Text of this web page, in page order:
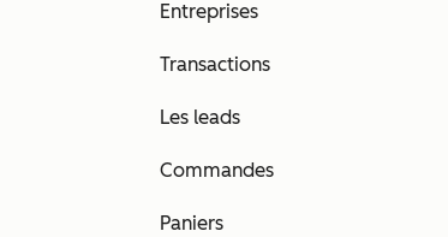
Entreprises
Transactions
Les leads
Commandes
Paniers